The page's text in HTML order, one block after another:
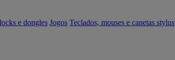
e dongles Jogos Teclados, mouses e canetas stylus